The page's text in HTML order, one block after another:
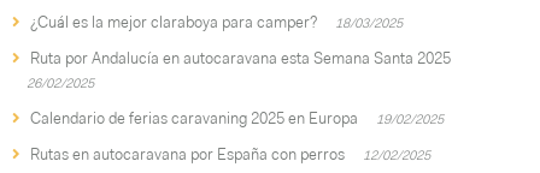
¿Cuál es la mejor claraboya para camper? 18/03/2025
Ruta por Andalucía en autocaravana esta Semana Santa 2025
26/02/2025
Calendario de ferias caravaning 2025 en Europa 19/02/2025
Rutas en autocaravana por España con perros 12/02/2025